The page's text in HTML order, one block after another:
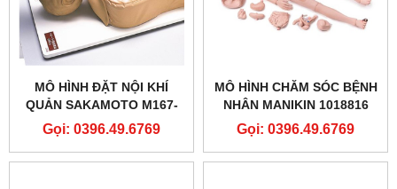
MÔ HÌNH ĐẶT NỘI KHÍ
QUẢN SAKAMOTO M167-
SAKAMOTO AIRWAY
MANAGEMENT TRAINER
Gọi: 0396.49.6769
MÔ HÌNH CHĂM SÓC BỆNH
NHÂN MANIKIN 1018816
[P10/1] CAO CẤP- 3B
SCIENTIFIC® PATIENT
Gọi: 0396.49.6769